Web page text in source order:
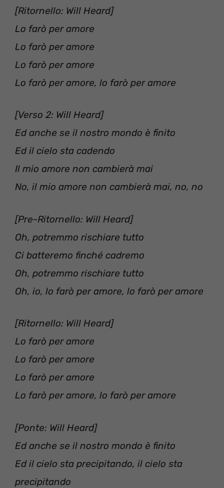
[Ritornello: Will Heard]
Lo farò per amore
Lo farò per amore
Lo farò per amore
Lo farò per amore, lo farò per amore
[Verso 2: Will Heard]
Ed anche se il nostro mondo è finito
Ed il cielo sta cadendo
Il mio amore non cambierà mai
No, il mio amore non cambierà mai, no, no
[Pre-Ritornello: Will Heard]
Oh, potremmo rischiare tutto
Ci batteremo finché cadremo
Oh, potremmo rischiare tutto
Oh, io, lo farò per amore, lo farò per amore
[Ritornello: Will Heard]
Lo farò per amore
Lo farò per amore
Lo farò per amore
Lo farò per amore, lo farò per amore
[Ponte: Will Heard]
Ed anche se il nostro mondo è finito
Ed il cielo sta precipitando, il cielo sta
precipitando